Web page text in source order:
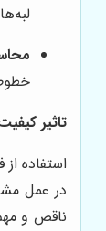
تاثیر
استفاده
در عمل
ناقص و